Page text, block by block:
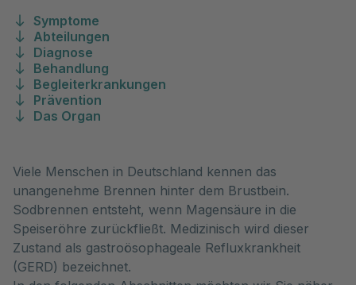
Symptome
Abteilungen
Diagnose
Behandlung
Begleiterkrankungen
Prävention
Das Organ
Viele Menschen in Deutschland kennen das
unangenehme Brennen hinter dem Brustbein.
Sodbrennen entsteht, wenn Magensäure in die
Speiseröhre zurückfließt. Medizinisch wird dieser
Zustand als gastroösophageale Refluxkrankheit
(GERD) bezeichnet.